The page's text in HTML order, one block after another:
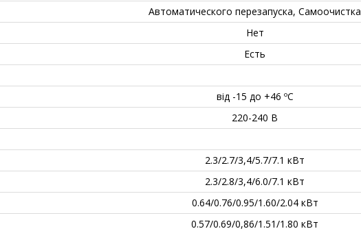
‎Автоматического перезапуска, Самоочистка
Нет
‎Есть
від -15 до +46 ºС
220-240 В
2.3/2.7/3,4/5.7/7.1 кВт
2.3/2.8/3,4/6.0/7.1 кВт
0.64/0.76/0.95/1.60/2.04 кВт
0.57/0.69/0,86/1.51/1.80 кВт